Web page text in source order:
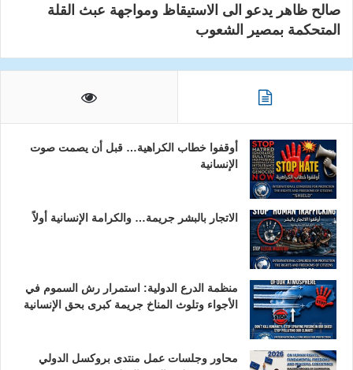
صالح ظاهر يدعو الى الاستيقاظ ومواجهة عبث القلة
المتحكمة بمصير الشعوب
أوقفوا خطاب الكراهية… قبل أن يصمت صوت
الإنسانية
الاتجار بالبشر جريمة… والكرامة الإنسانية أولاً
منظمة الدرع الدولية: استمرار رش السموم في
الأجواء وتلوث المناخ جريمة كبرى بحق الإنسانية
محاور وجلسات عمل منتدى بروكسل الدولي